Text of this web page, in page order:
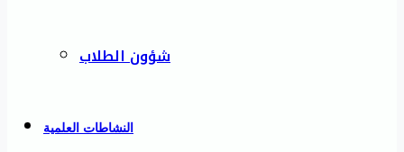
شؤون الطلاب
النشاطات العلمية